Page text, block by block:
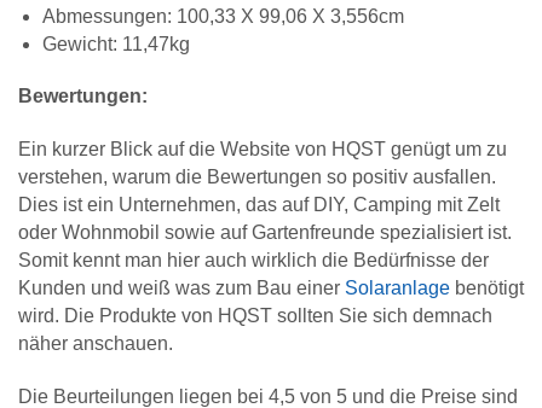
Abmessungen: 100,33 X 99,06 X 3,556cm
Gewicht: 11,47kg
Bewertungen:
Ein kurzer Blick auf die Website von HQST genügt um zu
verstehen, warum die Bewertungen so positiv ausfallen.
Dies ist ein Unternehmen, das auf DIY, Camping mit Zelt
oder Wohnmobil sowie auf Gartenfreunde spezialisiert ist.
Somit kennt man hier auch wirklich die Bedürfnisse der
Kunden und weiß was zum Bau einer Solaranlage benötigt
wird. Die Produkte von HQST sollten Sie sich demnach
näher anschauen.
Die Beurteilungen liegen bei 4,5 von 5 und die Preise sind